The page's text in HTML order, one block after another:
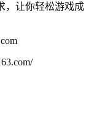
，让你轻松游戏成